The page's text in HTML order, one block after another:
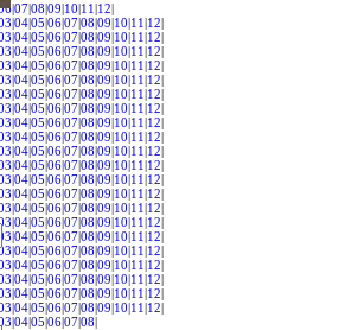
|07|08|09|10|11|12|
|04|05|06|07|08|09|10|11|12|
|04|05|06|07|08|09|10|11|12|
|04|05|06|07|08|09|10|11|12|
|04|05|06|07|08|09|10|11|12|
|04|05|06|07|08|09|10|11|12|
|04|05|06|07|08|09|10|11|12|
|04|05|06|07|08|09|10|11|12|
|04|05|06|07|08|09|10|11|12|
|04|05|06|07|08|09|10|11|12|
|04|05|06|07|08|09|10|11|12|
|04|05|06|07|08|09|10|11|12|
|04|05|06|07|08|09|10|11|12|
|04|05|06|07|08|09|10|11|12|
|04|05|06|07|08|09|10|11|12|
|04|05|06|07|08|09|10|11|12|
03|04|05|06|07|08|09|10|11|12|
|04|05|06|07|08|09|10|11|12|
|04|05|06|07|08|09|10|11|12|
|04|05|06|07|08|09|10|11|12|
|04|05|06|07|08|09|10|11|12|
|04|05|06|07|08|09|10|11|12|
|04|05|06|07|08|